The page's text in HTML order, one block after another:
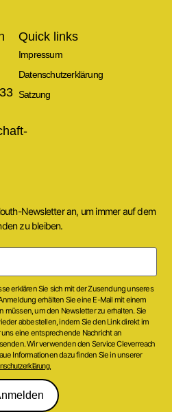
Quick links
Impressum
Datenschutzerklärung
Satzung
Newsletter an, um immer auf dem
zu bleiben.
erklären Sie sich mit der Zusendung unseres
erhälten Sie eine E-Mail mit einem
müssen, um den Newsletter zu erhalten. Sie
abbestellen, indem Sie den Link direkt im
eine entsprechende Nachricht an
Wir verwenden den Service Cleverreach
Informationen dazu finden Sie in unserer